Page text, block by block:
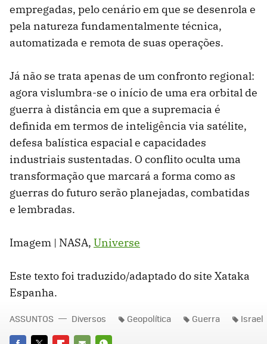
empregadas, pelo cenário em que se desenrola e
pela natureza fundamentalmente técnica,
automatizada e remota de suas operações.
Já não se trata apenas de um confronto regional:
agora vislumbra-se o início de uma era orbital de
guerra à distância em que a supremacia é
definida em termos de inteligência via satélite,
defesa balística espacial e capacidades
industriais sustentadas. O conflito oculta uma
transformação que marcará a forma como as
guerras do futuro serão planejadas, combatidas
e lembradas.
Imagem | NASA, Universe
Este texto foi traduzido/adaptado do site Xataka
Espanha.
ASSUNTOS Diversos Geopolítica Guerra Israel